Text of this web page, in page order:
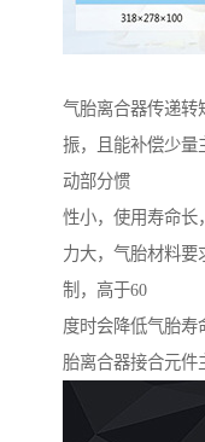
气胎离合器传递转
振，且能补偿少量
动部分惯
性小，使用寿命长
力大，气胎材料要
制，高于60
度时会降低气胎寿
胎离合器接合元件